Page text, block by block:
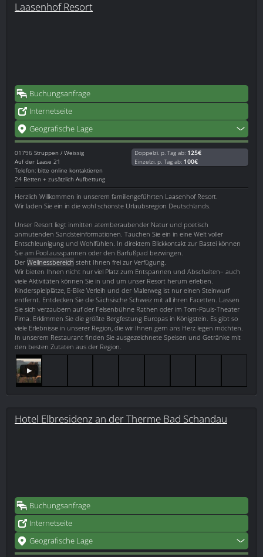
Laasenhof Resort
Buchungsanfrage
Internetseite
Geografische Lage
01796 Struppen / Weissig
Auf der Laase 21
Telefon: bitte online kontaktieren
24 Betten + zusätzlich Aufbettung
Doppelzi. p. Tag ab: 125€
Einzelzi. p. Tag ab: 100€
Herzlich Willkommen in unserem familiengeführten Laasenhof Resort.
Wir laden Sie ein in die wohl schönste Urlaubsregion Deutschlands.
Unser Resort liegt inmitten atemberaubender Natur und poetisch
anmutenden Sandsteinformationen. Tauchen Sie ein in eine Welt voller
Entschleunigung und Wohlfühlen. In direktem Blickkontakt zur Bastei können
Sie am Pool ausspannen oder den Barfußpad bezwingen.
Der Wellnessbereich steht Ihnen frei zur Verfügung.
Wir bieten Ihnen nicht nur viel Platz zum Entspannen und Abschalten– auch
viele Aktivitäten können Sie in und um unser Resort herum erleben.
Kinderspielplätze, E-Bike Verleih und der Malerweg ist nur einen Steinwurf
entfernt. Entdecken Sie die Sächsische Schweiz mit all ihren Facetten. Lassen
Sie sich verzaubern auf der Felsenbühne Rathen oder im Tom-Pauls-Theater
Pirna. Erklimmen Sie die größte Bergfestung Europas in Königstein. Es gibt so
viele Erlebnisse in unserer Region, die wir Ihnen gern ans Herz legen möchten.
In unserem Restaurant finden Sie ausgezeichnete Speisen und Getränke mit
den besten Zutaten aus der Region.
Hotel Elbresidenz an der Therme Bad Schandau
Buchungsanfrage
Internetseite
Geografische Lage